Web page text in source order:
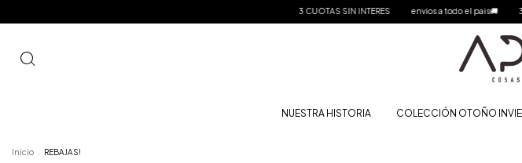
envios a todo el pais🚚 3 CUOTAS SIN INTERES
NUESTRA HISTORIA COLECCIÓN OTOÑO
Inicio REBAJAS!